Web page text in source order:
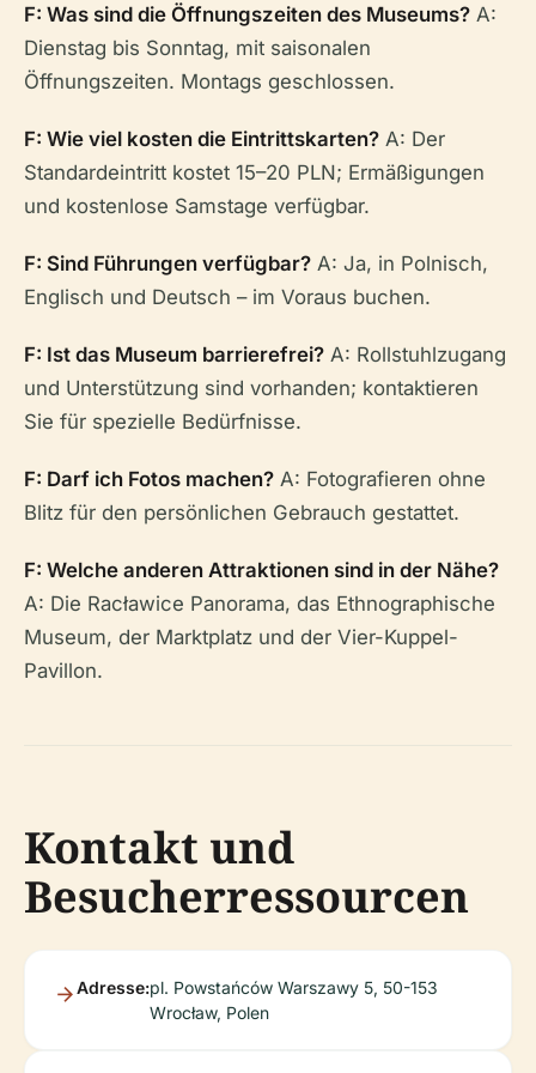
F: Was sind die Öffnungszeiten des Museums? A:
Dienstag bis Sonntag, mit saisonalen
Öffnungszeiten. Montags geschlossen.
F: Wie viel kosten die Eintrittskarten? A: Der
Standardeintritt kostet 15–20 PLN; Ermäßigungen
und kostenlose Samstage verfügbar.
F: Sind Führungen verfügbar? A: Ja, in Polnisch,
Englisch und Deutsch – im Voraus buchen.
F: Ist das Museum barrierefrei? A: Rollstuhlzugang
und Unterstützung sind vorhanden; kontaktieren
Sie für spezielle Bedürfnisse.
F: Darf ich Fotos machen? A: Fotografieren ohne
Blitz für den persönlichen Gebrauch gestattet.
F: Welche anderen Attraktionen sind in der Nähe?
A: Die Racławice Panorama, das Ethnographische
Museum, der Marktplatz und der Vier-Kuppel-
Pavillon.
Kontakt und
Besucherressourcen
Adresse:pl. Powstańców Warszawy 5, 50-153
Wrocław, Polen